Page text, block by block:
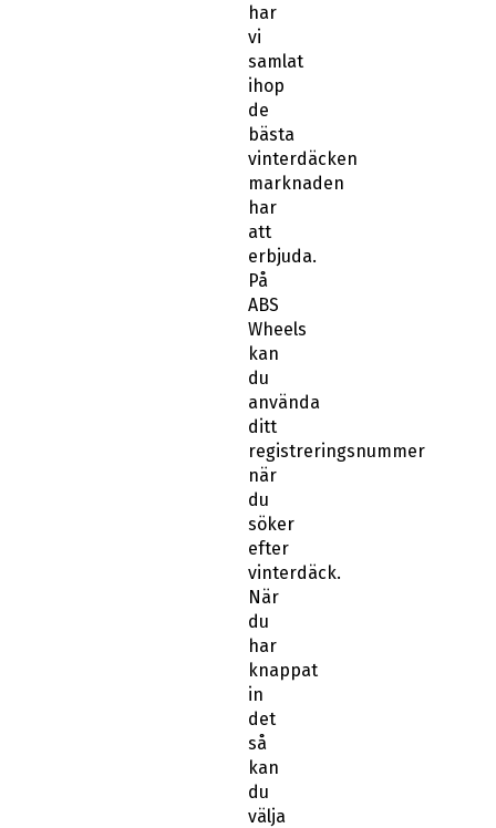
har
vi
samlat
ihop
de
bästa
vinterdäcken
marknaden
har
att
erbjuda.
På
ABS
Wheels
kan
du
använda
ditt
registreringsnummer
när
du
söker
efter
vinterdäck.
När
du
har
knappat
in
det
så
kan
du
välja